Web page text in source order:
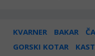
KVARNER BAKAR
GORSKI KOTAR